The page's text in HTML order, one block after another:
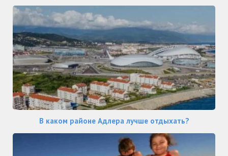
В каком районе Адлера лучше отдыхать?